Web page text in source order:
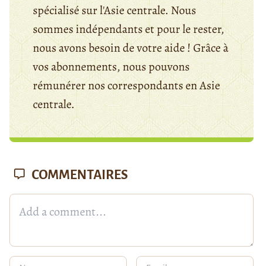
spécialisé sur l'Asie centrale. Nous
sommes indépendants et pour le rester,
nous avons besoin de votre aide ! Grâce à
vos abonnements, nous pouvons
rémunérer nos correspondants en Asie
centrale.
COMMENTAIRES